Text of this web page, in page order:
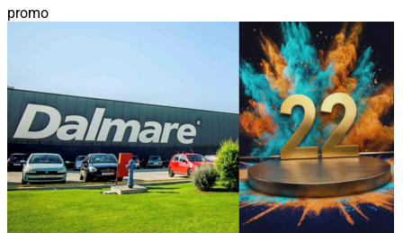
promo